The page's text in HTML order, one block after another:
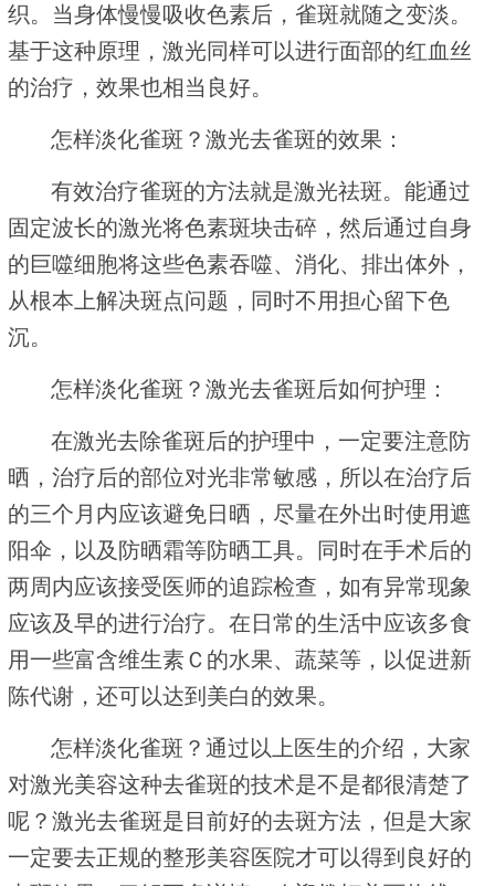
织。当身体慢慢吸收色素后，雀斑就随之变淡。
基于这种原理，激光同样可以进行面部的红血丝
的治疗，效果也相当良好。
怎样淡化雀斑？激光去雀斑的效果：
有效治疗雀斑的方法就是激光祛斑。能通过
固定波长的激光将色素斑块击碎，然后通过自身
的巨噬细胞将这些色素吞噬、消化、排出体外，
从根本上解决斑点问题，同时不用担心留下色
沉。
怎样淡化雀斑？激光去雀斑后如何护理：
在激光去除雀斑后的护理中，一定要注意防
晒，治疗后的部位对光非常敏感，所以在治疗后
的三个月内应该避免日晒，尽量在外出时使用遮
阳伞，以及防晒霜等防晒工具。同时在手术后的
两周内应该接受医师的追踪检查，如有异常现象
应该及早的进行治疗。在日常的生活中应该多食
用一些富含维生素Ｃ的水果、蔬菜等，以促进新
陈代谢，还可以达到美白的效果。
怎样淡化雀斑？通过以上医生的介绍，大家
对激光美容这种去雀斑的技术是不是都很清楚了
呢？激光去雀斑是目前好的去斑方法，但是大家
一定要去正规的整形美容医院才可以得到良好的